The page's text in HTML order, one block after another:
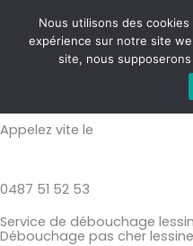
Débouchage canalisation
Appelez vite le
0487 51 52 53
Service de débouchage
Débouchage pas cher
Nous utilisons des
expérience sur notre site
site, nous